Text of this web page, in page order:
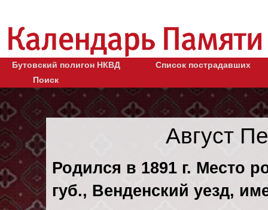
Бутовский полигон НКВД
Список пострадавших
Поиск
Август
Родился в 1891 г. Место
губ., Венденский уезд,